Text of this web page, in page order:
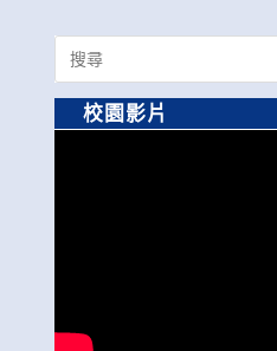
Search
for:
校園影片